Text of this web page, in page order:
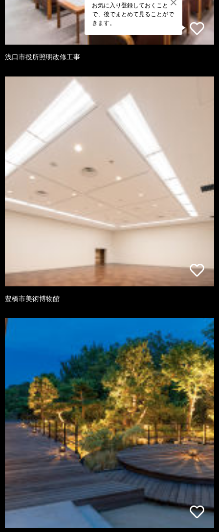
お気に入り登録しておくこと
で、後でまとめて見ることがで
きます。
浅口市役所照明改修工事
豊橋市美術博物館